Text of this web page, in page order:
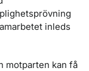
inleds
motparten kan få